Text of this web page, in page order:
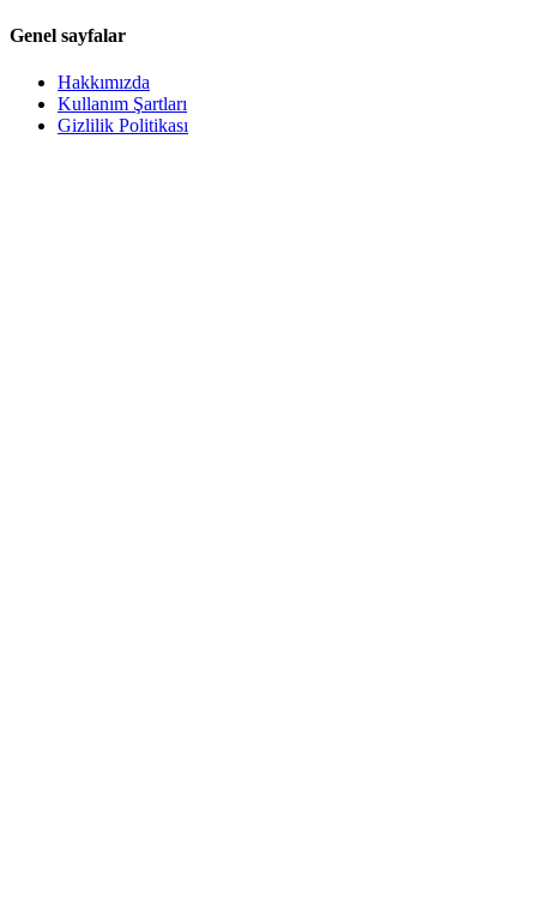
Genel sayfalar
Hakkımızda
Kullanım Şartları
Gizlilik Politikası